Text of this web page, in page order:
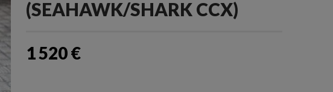
(SEAHAWK/SHARK CCX)
1 520 €